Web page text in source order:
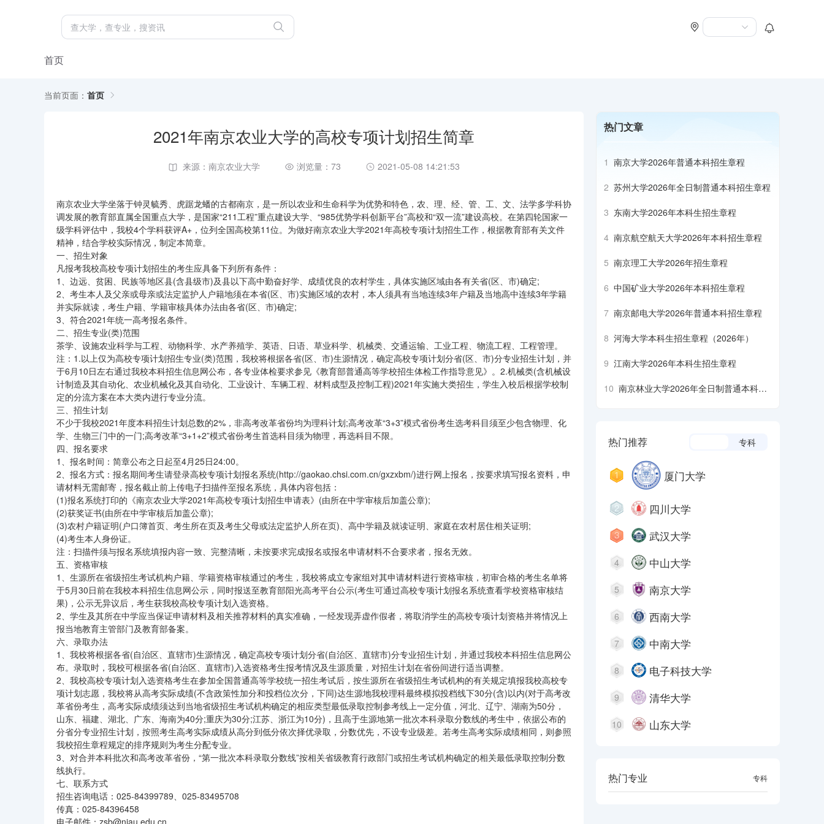
首页
当前页面： 首页
2021年南京农业大学的高校专项计划招生简章
来源：南京农业大学 浏览量：73 2021-05-08 14:21:53
南京农业大学坐落于钟灵毓秀、虎踞龙蟠的古都南京，是一所以农业和生命科学为优势和特色，农、理、经、管、工、文、法学多学科协
调发展的教育部直属全国重点大学，是国家“211工程”重点建设大学、“985优势学科创新平台”高校和“双一流”建设高校。在第四轮国家一
级学科评估中，我校4个学科获评A+，位列全国高校第11位。为做好南京农业大学2021年高校专项计划招生工作，根据教育部有关文件
精神，结合学校实际情况，制定本简章。
一、招生对象
凡报考我校高校专项计划招生的考生应具备下列所有条件：
1、边远、贫困、民族等地区县(含县级市)及县以下高中勤奋好学、成绩优良的农村学生，具体实施区域由各有关省(区、市)确定;
2、考生本人及父亲或母亲或法定监护人户籍地须在本省(区、市)实施区域的农村，本人须具有当地连续3年户籍及当地高中连续3年学籍
并实际就读，考生户籍、学籍审核具体办法由各省(区、市)确定;
3、符合2021年统一高考报名条件。
二、招生专业(类)范围
茶学、设施农业科学与工程、动物科学、水产养殖学、英语、日语、草业科学、机械类、交通运输、工业工程、物流工程、工程管理。
注：1.以上仅为高校专项计划招生专业(类)范围，我校将根据各省(区、市)生源情况，确定高校专项计划分省(区、市)分专业招生计划，并
于6月10日左右通过我校本科招生信息网公布，各专业体检要求参见《教育部普通高等学校招生体检工作指导意见》。2.机械类(含机械设
计制造及其自动化、农业机械化及其自动化、工业设计、车辆工程、材料成型及控制工程)2021年实施大类招生，学生入校后根据学校制
定的分流方案在本大类内进行专业分流。
三、招生计划
不少于我校2021年度本科招生计划总数的2%，非高考改革省份均为理科计划;高考改革“3+3”模式省份考生选考科目须至少包含物理、化
学、生物三门中的一门;高考改革“3+1+2”模式省份考生首选科目须为物理，再选科目不限。
四、报名要求
1、报名时间：简章公布之日起至4月25日24:00。
2、报名方式：报名期间考生请登录高校专项计划报名系统(http://gaokao.chsi.com.cn/gxzxbm/)进行网上报名，按要求填写报名资料，申
请材料无需邮寄，报名截止前上传电子扫描件至报名系统，具体内容包括：
(1)报名系统打印的《南京农业大学2021年高校专项计划招生申请表》(由所在中学审核后加盖公章);
(2)获奖证书(由所在中学审核后加盖公章);
(3)农村户籍证明(户口簿首页、考生所在页及考生父母或法定监护人所在页)、高中学籍及就读证明、家庭在农村居住相关证明;
(4)考生本人身份证。
注：扫描件须与报名系统填报内容一致、完整清晰，未按要求完成报名或报名申请材料不合要求者，报名无效。
五、资格审核
1、生源所在省级招生考试机构户籍、学籍资格审核通过的考生，我校将成立专家组对其申请材料进行资格审核，初审合格的考生名单将
于5月30日前在我校本科招生信息网公示，同时报送至教育部阳光高考平台公示(考生可通过高校专项计划报名系统查看学校资格审核结
果)，公示无异议后，考生获我校高校专项计划入选资格。
2、学生及其所在中学应当保证申请材料及相关推荐材料的真实准确，一经发现弄虚作假者，将取消学生的高校专项计划资格并将情况上
报当地教育主管部门及教育部备案。
六、录取办法
1、我校将根据各省(自治区、直辖市)生源情况，确定高校专项计划分省(自治区、直辖市)分专业招生计划，并通过我校本科招生信息网公
布。录取时，我校可根据各省(自治区、直辖市)入选资格考生报考情况及生源质量，对招生计划在省份间进行适当调整。
2、我校高校专项计划入选资格考生在参加全国普通高等学校统一招生考试后，按生源所在省级招生考试机构的有关规定填报我校高校专
项计划志愿，我校将从高考实际成绩(不含政策性加分和投档位次分，下同)达生源地我校理科最终模拟投档线下30分(含)以内(对于高考改
革省份考生，高考实际成绩须达到当地省级招生考试机构确定的相应类型最低录取控制参考线上一定分值，河北、辽宁、湖南为50分，
山东、福建、湖北、广东、海南为40分;重庆为30分;江苏、浙江为10分)，且高于生源地第一批次本科录取分数线的考生中，依据公布的
分省分专业招生计划，按照考生高考实际成绩从高分到低分依次择优录取，分数优先，不设专业级差。若考生高考实际成绩相同，则参照
我校招生章程规定的排序规则为考生分配专业。
3、对合并本科批次和高考改革省份，“第一批次本科录取分数线”按相关省级教育行政部门或招生考试机构确定的相关最低录取控制分数
线执行。
七、联系方式
招生咨询电话：025-84399789、025-83495708
传真：025-84396458
电子邮件：zsb@njau.edu.cn
热门文章
1 南京大学2026年普通本科招生章程
2 苏州大学2026年全日制普通本科招生章程
3 东南大学2026年本科生招生章程
4 南京航空航天大学2026年本科招生章程
5 南京理工大学2026年招生章程
6 中国矿业大学2026年本科招生章程
7 南京邮电大学2026年普通本科招生章程
8 河海大学本科生招生章程（2026年）
9 江南大学2026年本科生招生章程
10 南京林业大学2026年全日制普通本科招
热门推荐 专科
厦门大学
四川大学
武汉大学
4 中山大学
5 南京大学
6 西南大学
7 中南大学
8 电子科技大学
9 清华大学
10 山东大学
热门专业 专科